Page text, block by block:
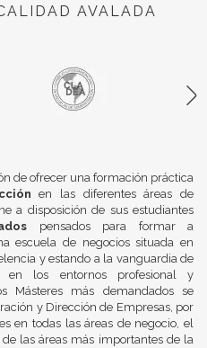
AVALADA
de ofrecer una formación práctica
en las diferentes áreas de
a disposición de sus estudiantes
pensados para formar a
escuela de negocios situada en
y estando a la vanguardia de
los entornos profesional y
Másteres más demandados se
y Dirección de Empresas, por
en todas las áreas de negocio, el
las áreas más importantes de la